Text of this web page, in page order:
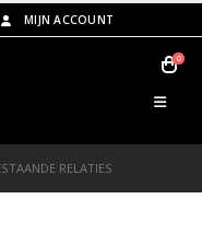
MIJN ACCOUNT
0
RELATIES